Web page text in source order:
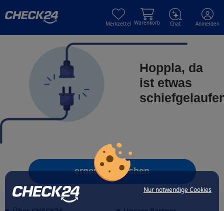
Nur notwendige Cookies
Merkzettel Warenkorb Chat Anmelden
Hoppla, da
ist etwas
erneut versuchen